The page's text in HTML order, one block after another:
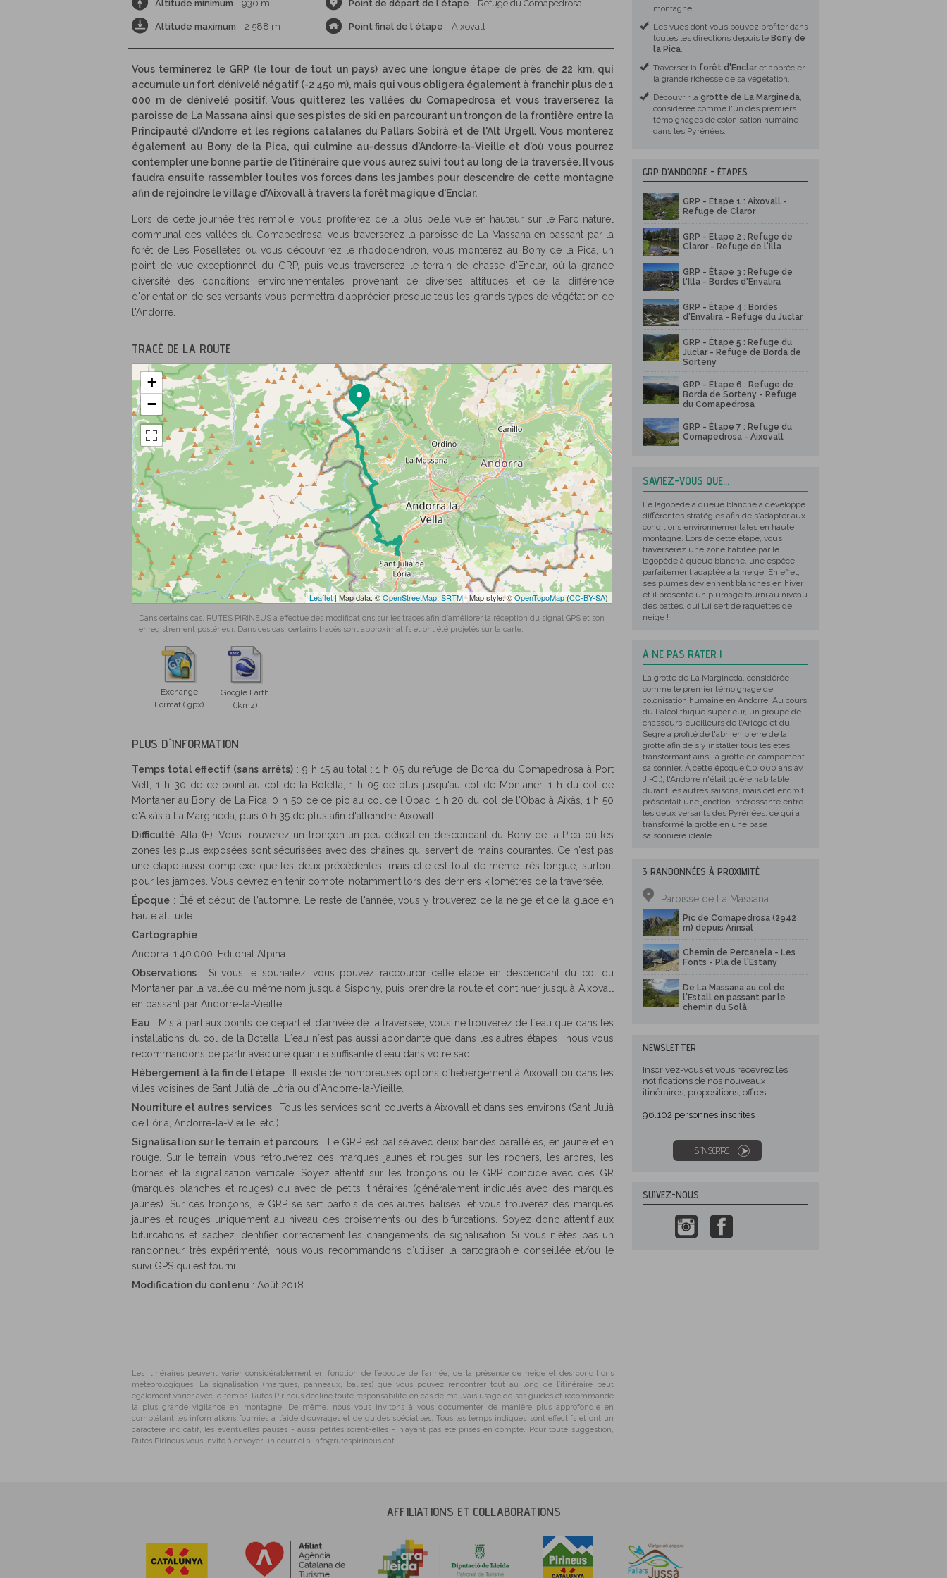
Altitude minimum 930 m Point de départ de l´étape Refuge du Comapedrosa
Altitude maximum 2 588 m Point final de l´étape Aixovall
Vous terminerez le GRP (le tour de tout un pays) avec une longue étape de près de 22 km, qui
accumule un fort dénivelé négatif (-2 450 m), mais qui vous obligera également à franchir plus de 1
000 m de dénivelé positif. Vous quitterez les vallées du Comapedrosa et vous traverserez la
paroisse de La Massana ainsi que ses pistes de ski en parcourant un tronçon de la frontière entre la
Principauté d'Andorre et les régions catalanes du Pallars Sobirà et de l'Alt Urgell. Vous monterez
également au Bony de la Pica, qui culmine au-dessus d'Andorre-la-Vieille et d'où vous pourrez
contempler une bonne partie de l'itinéraire que vous aurez suivi tout au long de la traversée. Il vous
faudra ensuite rassembler toutes vos forces dans les jambes pour descendre de cette montagne
afin de rejoindre le village d'Aixovall à travers la forêt magique d'Enclar.
Lors de cette journée très remplie, vous profiterez de la plus belle vue en hauteur sur le Parc naturel
communal des vallées du Comapedrosa, vous traverserez la paroisse de La Massana en passant par la
forêt de Les Poselletes où vous découvrirez le rhododendron, vous monterez au Bony de la Pica, un
point de vue exceptionnel du GRP, puis vous traverserez le terrain de chasse d'Enclar, où la grande
diversité des conditions environnementales provenant de diverses altitudes et de la différence
d'orientation de ses versants vous permettra d'apprécier presque tous les grands types de végétation de
l'Andorre.
TRACÉ DE LA ROUTE
+
−
Leaflet | Map data: ©OpenStreetMap, SRTM| Map style: ©OpenTopoMap(CC-BY-SA)
Dans certains cas, RUTES PIRINEUS a effectué des modifications sur les tracés afin d´améliorer la réception du signal GPS et son
enregistrement postérieur. Dans ces cas, certains tracés sont approximatifs et ont été projetés sur la carte.
Exchange
Format (.gpx)
Google Earth
(.kmz)
PLUS D´INFORMATION
Temps total effectif (sans arrêts): 9 h 15 au total : 1 h 05 du refuge de Borda du Comapedrosa à Port
Vell, 1 h 30 de ce point au col de la Botella, 1 h 05 de plus jusqu'au col de Montaner, 1 h du col de
Montaner au Bony de La Pica, 0 h 50 de ce pic au col de l'Obac, 1 h 20 du col de l'Obac à Aixàs, 1 h 50
d'Aixàs à La Margineda, puis 0 h 35 de plus afin d'atteindre Aixovall.
Difficulté: Alta (F). Vous trouverez un tronçon un peu délicat en descendant du Bony de la Pica où les
zones les plus exposées sont sécurisées avec des chaînes qui servent de mains courantes. Ce n'est pas
une étape aussi complexe que les deux précédentes, mais elle est tout de même très longue, surtout
pour les jambes. Vous devrez en tenir compte, notamment lors des derniers kilomètres de la traversée.
Époque : Été et début de l'automne. Le reste de l'année, vous y trouverez de la neige et de la glace en
haute altitude.
Cartographie :
Andorra. 1:40.000. Editorial Alpina.
Observations : Si vous le souhaitez, vous pouvez raccourcir cette étape en descendant du col du
Montaner par la vallée du même nom jusqu'à Sispony, puis prendre la route et continuer jusqu'à Aixovall
en passant par Andorre-la-Vieille.
Eau : Mis à part aux points de départ et d´arrivée de la traversée, vous ne trouverez de l´eau que dans les
installations du col de la Botella. L´eau n´est pas aussi abondante que dans les autres étapes : nous vous
recommandons de partir avec une quantité suffisante d´eau dans votre sac.
Hébergement à la fin de l´étape : Il existe de nombreuses options d´hébergement à Aixovall ou dans les
villes voisines de Sant Julià de Lòria ou d´Andorre-la-Vieille.
Nourriture et autres services: Tous les services sont couverts à Aixovall et dans ses environs (Sant Julià
de Lòria, Andorre-la-Vieille, etc.).
Signalisation sur le terrain et parcours : Le GRP est balisé avec deux bandes parallèles, en jaune et en
rouge. Sur le terrain, vous retrouverez ces marques jaunes et rouges sur les rochers, les arbres, les
bornes et la signalisation verticale. Soyez attentif sur les tronçons où le GRP coïncide avec des GR
(marques blanches et rouges) ou avec de petits itinéraires (généralement indiqués avec des marques
jaunes). Sur ces tronçons, le GRP se sert parfois de ces autres balises, et vous trouverez des marques
jaunes et rouges uniquement au niveau des croisements ou des bifurcations. Soyez donc attentif aux
bifurcations et sachez identifier correctement les changements de signalisation. Si vous n´êtes pas un
randonneur très expérimenté, nous vous recommandons d´utiliser la cartographie conseillée et/ou le
suivi GPS qui est fourni.
Modification du contenu : Août 2018
Les itinéraires peuvent varier considérablement en fonction de l´époque de l´année, de la présence de neige et des conditions
météorologiques. La signalisation (marques, panneaux, balises) que vous pouvez rencontrer tout au long de l´itinéraire peut
également varier avec le temps. Rutes Pirineus décline toute responsabilité en cas de mauvais usage de ses guides et recommande
la plus grande vigilance en montagne. De même, nous vous invitons à vous documenter de manière plus approfondie en
complétant les informations fournies à l´aide d’ouvrages et de guides spécialisés. Tous les temps indiqués sont effectifs et ont un
caractère indicatif, les éventuelles pauses - aussi petites soient-elles - n´ayant pas été prises en compte. Pour toute suggestion,
Rutes Pirineus vous invite à envoyer un courriel a info@rutespirineus.cat.
montagne.
Les vues dont vous pouvez profiter dans
toutes les directions depuis le Bony de
la Pica.
Traverser la forêt d'Enclaret apprécier
la grande richesse de sa végétation.
Découvrir la grotte de La Margineda,
considérée comme l'un des premiers
témoignages de colonisation humaine
dans les Pyrénées.
GRP D'ANDORRE - ÉTAPES
GRP - Étape 1 : Aixovall -
Refuge de Claror
GRP - Étape 2 : Refuge de
Claror - Refuge de l'Illa
GRP - Étape 3 : Refuge de
l'Illa - Bordes d'Envalira
GRP - Étape 4 : Bordes
d'Envalira - Refuge du Juclar
GRP - Étape 5 : Refuge du
Juclar - Refuge de Borda de
Sorteny
GRP - Étape 6 : Refuge de
Borda de Sorteny - Refuge
du Comapedrosa
GRP - Étape 7 : Refuge du
Comapedrosa - Aixovall
SAVIEZ-VOUS QUE...
Le lagopède à queue blanche a développé
différentes stratégies afin de s'adapter aux
conditions environnementales en haute
montagne. Lors de cette étape, vous
traverserez une zone habitée par le
lagopède à queue blanche, une espèce
parfaitement adaptée à la neige. En effet,
ses plumes deviennent blanches en hiver
et il présente un plumage fourni au niveau
des pattes, qui lui sert de raquettes de
neige !
À NE PAS RATER !
La grotte de La Margineda, considérée
comme le premier témoignage de
colonisation humaine en Andorre. Au cours
du Paléolithique supérieur, un groupe de
chasseurs-cueilleurs de l'Ariège et du
Segre a profité de l'abri en pierre de la
grotte afin de s'y installer tous les étés,
transformant ainsi la grotte en campement
saisonnier. À cette époque (10 000 ans av.
J.-C.), l'Andorre n'était guère habitable
durant les autres saisons, mais cet endroit
présentait une jonction intéressante entre
les deux versants des Pyrénées, ce qui a
transformé la grotte en une base
saisonnière idéale.
3 RANDONNÉES À PROXIMITÉ
Paroisse de La Massana
Pic de Comapedrosa (2942
m) depuis Arinsal
Chemin de Percanela - Les
Fonts - Pla de l'Estany
De La Massana au col de
l'Estall en passant par le
chemin du Solà
NEWSLETTER
Inscrivez-vous et vous recevrez les
notifications de nos nouveaux
itinéraires, propositions, offres...
96.102 personnes inscrites
S´INSCRIRE
SUIVEZ-NOUS
AFFILIATIONS ET COLLABORATIONS